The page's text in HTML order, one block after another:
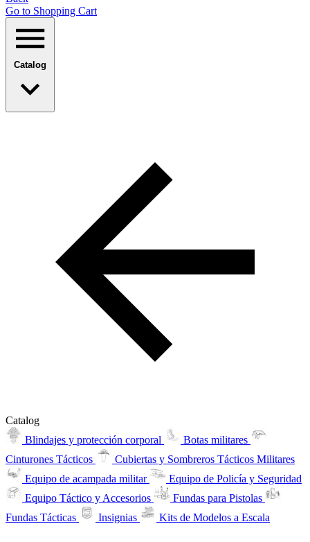
Go to Shopping Сart
Catalog
Catalog
Blindajes y protección corporal
Botas militares
Cinturones Tácticos
Cubiertas y Sombreros Tácticos Militares
Equipo de acampada militar
Equipo de Policía y Seguridad
Equipo Táctico y Accesorios
Fundas para Pistolas
Fundas Tácticas
Insignias Kits de Modelos a Escala